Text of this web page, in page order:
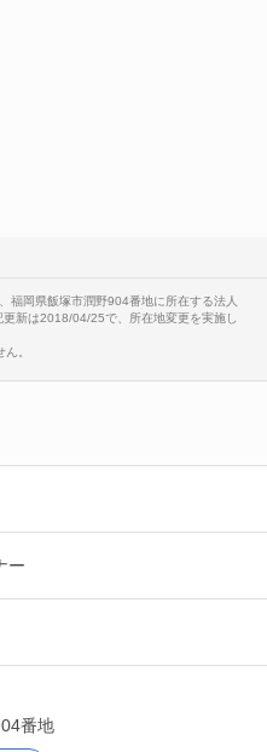
福岡県飯塚市潤野904番地に所在する法人
新は2018/04/25で、所在地変更を実施し
。
ー
番地